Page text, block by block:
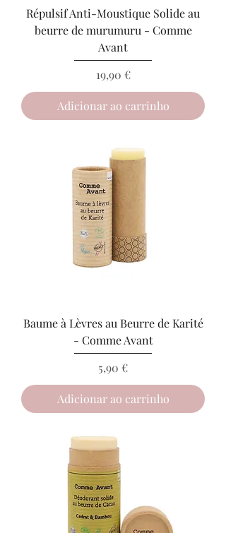
Répulsif Anti-Moustique Solide au
beurre de murumuru - Comme
Avant
Preço
19,90 €
Adicionar ao carrinho
Baume à Lèvres au Beurre de Karité
- Comme Avant
Preço
5,90 €
Adicionar ao carrinho